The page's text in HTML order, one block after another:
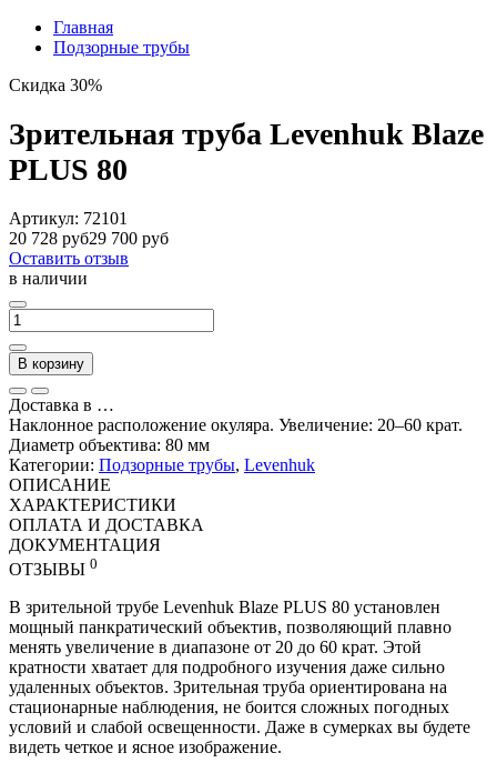
Главная
Подзорные трубы
Скидка 30%
Зрительная труба Levenhuk Blaze
PLUS 80
Артикул: 72101
20 728 руб29 700 руб
Оставить отзыв
в наличии
В корзину
Доставка в …
Наклонное расположение окуляра. Увеличение: 20–60 крат.
Диаметр объектива: 80 мм
Категории: Подзорные трубы, Levenhuk
ОПИСАНИЕ
ХАРАКТЕРИСТИКИ
ОПЛАТА И ДОСТАВКА
ДОКУМЕНТАЦИЯ
ОТЗЫВЫ 0
В зрительной трубе Levenhuk Blaze PLUS 80 установлен
мощный панкратический объектив, позволяющий плавно
менять увеличение в диапазоне от 20 до 60 крат. Этой
кратности хватает для подробного изучения даже сильно
удаленных объектов. Зрительная труба ориентирована на
стационарные наблюдения, не боится сложных погодных
условий и слабой освещенности. Даже в сумерках вы будете
видеть четкое и ясное изображение.